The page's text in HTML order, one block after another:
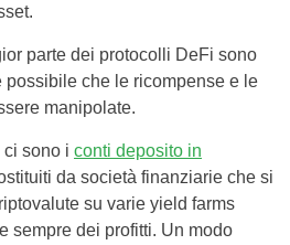
parte dei protocolli DeFi sono
che le ricompense e le
manipolate.
sono i conti deposito in
da società finanziarie che si
su varie yield farms
sempre dei profitti. Un modo